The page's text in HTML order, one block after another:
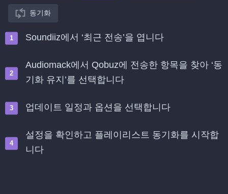
동기화
Soundiiz에서 ‘최근 전송’을 엽니다
Audiomack에서 Qobuz에 전송한 항목을 찾아 ‘동
기화 유지’를 선택합니다
업데이트 일정과 옵션을 선택합니다
설정을 확인하고 플레이리스트 동기화를 시작합
니다